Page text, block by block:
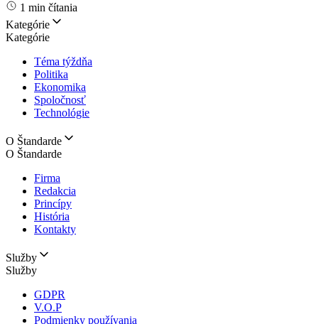
1 min čítania
Kategórie
Kategórie
Téma týždňa
Politika
Ekonomika
Spoločnosť
Technológie
O Štandarde
O Štandarde
Firma
Redakcia
Princípy
História
Kontakty
Služby
Služby
GDPR
V.O.P
Podmienky používania